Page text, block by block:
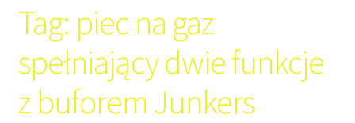
Tag: piec na gaz
spełniający dwie funkcje
z buforem Junkers